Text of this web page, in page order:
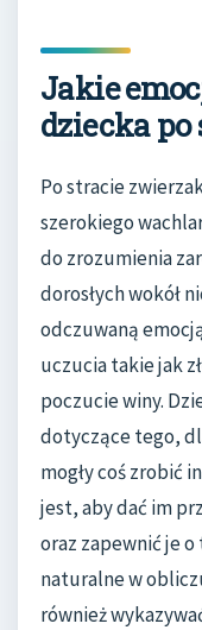
Jakie
dziecka
Po stracie
szerokiego
do zrozumienia
dorosłych wokół
odczuwaną
uczucia takie jak
poczucie winy.
dotyczące tego,
mogły coś zrobić
jest, aby dać im
oraz zapewnić je
naturalne w
również